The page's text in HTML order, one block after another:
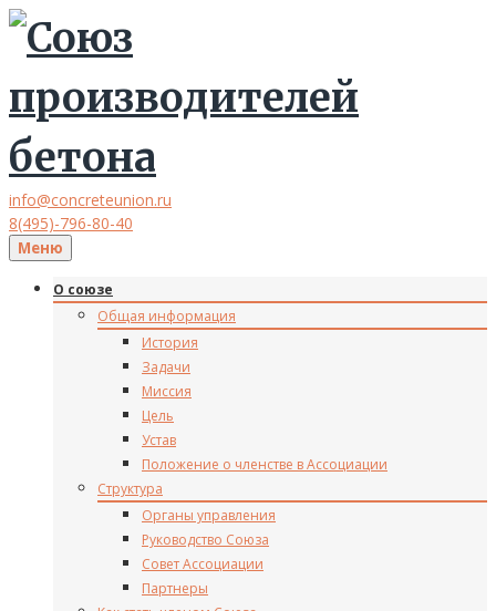
info@concreteunion.ru
8(495)-796-80-40
Меню
О союзе
Общая информация
История
Задачи
Миссия
Цель
Устав
Положение о членстве в Ассоциации
Структура
Органы управления
Руководство Союза
Совет Ассоциации
Партнеры